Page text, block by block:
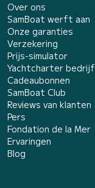
Over ons
SamBoat werft aan
Onze garanties
Verzekering
Prijs-simulator
Yachtcharter bedrijf
Cadeaubonnen
SamBoat Club
Reviews van klanten
Pers
Fondation de la Mer
Ervaringen
Blog